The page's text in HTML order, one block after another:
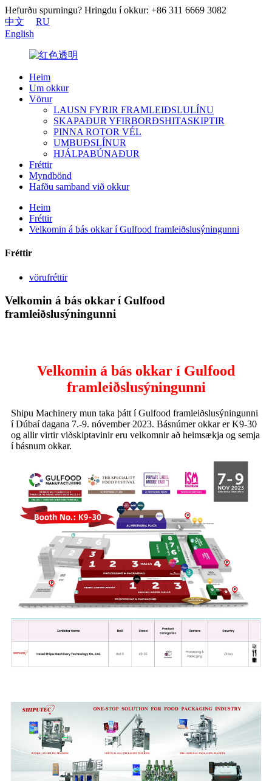
Hefurðu spurningu? Hringdu í okkur: +86 311 6669 3082
中文
RU
English
Heim
Um okkur
Vörur
LAUSN FYRIR FRAMLEIÐSLULÍNU
SKAPAÐUR YFIRBORÐSHITASKIPTIR
PINNA ROTOR VÉL
UMBUÐSLÍNUR
HJÁLPABÚNAÐUR
Fréttir
Myndbönd
Hafðu samband við okkur
Heim
Fréttir
Velkomin á bás okkar í Gulfood framleiðslusýningunni
Fréttir
vörufréttir
Velkomin á bás okkar í Gulfood
framleiðslusýningunni
Velkomin á bás okkar í Gulfood
framleiðslusýningunni
Shipu Machinery mun taka þátt í Gulfood framleiðslusýningunni
í Dúbaí dagana 7.-9. nóvember 2023. Básnúmer okkar er K9-30
og allir virtir viðskiptavinir eru velkomnir að heimsækja og semja
í básnum okkar.